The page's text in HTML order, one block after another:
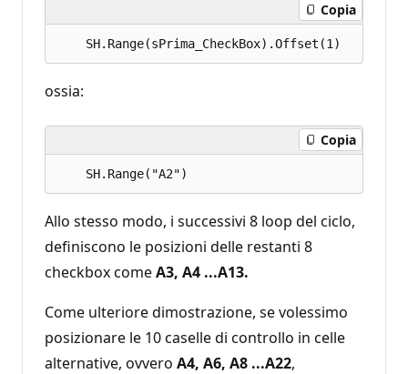
Copia
ossia:
Copia
Allo stesso modo, i successivi 8 loop del ciclo,
definiscono le posizioni delle restanti 8
checkbox comeA3, A4 ...A13.
Come ulteriore dimostrazione, se volessimo
posizionare le 10 caselle di controllo in celle
alternative, ovvero A4, A6, A8 ...A22,